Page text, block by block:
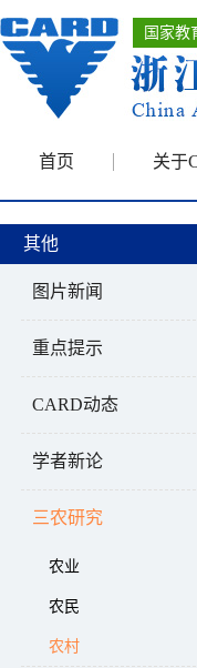
国家教
首页 关于
其他
图片新闻
重点提示
CARD动态
学者新论
三农研究
农业
农民
农村